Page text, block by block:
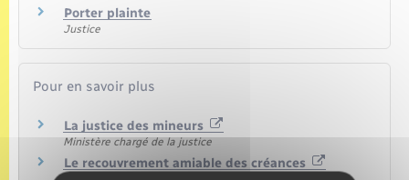
Porter plainte
Justice
Pour en savoir plus
La justice des mineurs
Ministère chargé de la justice
Le recouvrement amiable des créances